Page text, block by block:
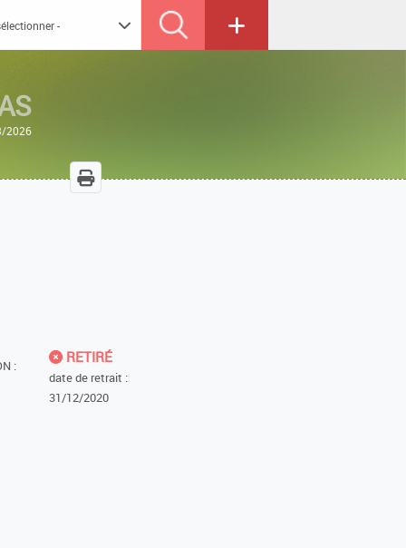
2026
:
RETIRÉ
date de retrait :
31/12/2020